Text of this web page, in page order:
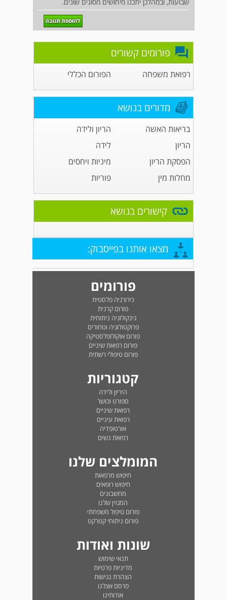
פורומים קשורים
רפואת משפחה הפורום הכללי
מדורים בנושא
בריאות האשה
הריון ולידה
הריון
לידה
הפסקת הריון
מיניות ויחסים
מחלות מין
פוריות
קישורים בנושא
מצאו אותנו בפייסבוק:
פורומים
כירורגיה פלסטית
פורום קרנית
גינקולוגיה ניתוחית
פרוקטולוגיה וטחורים
פורום אוקולופלסטיקה
פורום רפואת שיניים
פורום טיפולי רשתית
קטגוריות
היריון ולידה
ספורט וכושר
רפואת שיניים
רפואת עיניים
אורטופדיה
רפואת נשים
המומלצים שלנו
חיפוש מרפאות
חיפוש רופאים
מחשבונים
המגזין שלנו
פורום טיפול משפחתי
פורום ניתוחי קטרקט
שונות ואודות
תנאי שימוש
מדיניות פרטיות
הצהרת נגישות
פרסם אצלנו
אודותינו